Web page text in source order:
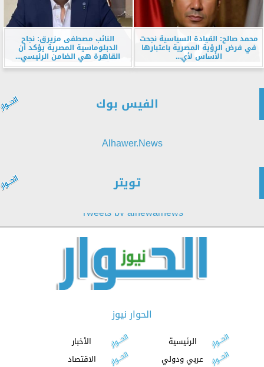
محمد صالح: القيادة السياسية نجحت
في فرض الرؤية المصرية باعتبارها
الأساس لأي...
النائب مصطفى مزيرق: نجاح
الدبلوماسية المصرية يؤكد أن
القاهرة هي الضامن الرئيسي...
الفيس بوك
Alhawer.News
تويتر
Tweets by alhewarnews
الحوار نيوز
الرئيسية
الأخبار
عربي ودولي
الاقتصاد